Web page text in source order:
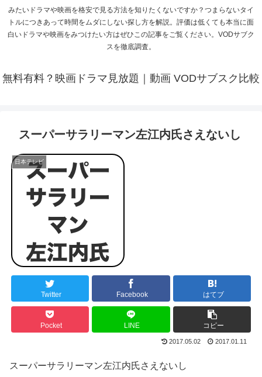
みたいドラマや映画を格安で見る方法を知りたくないですか？つまらないタイ
トルにつきあって時間をムダにしない探し方を解説。評価は低くても本当に面
白いドラマや映画をみつけたい方はぜひこの記事をご覧ください。VODサブク
スを徹底調査。
無料有料？映画ドラマ見放題｜動画 VODサブスク比較
スーパーサラリーマン左江内氏さえないし
日本テレビ
Twitter Facebook はてブ
Pocket LINE コピー
2017.05.02 2017.01.11
スーパーサラリーマン左江内氏さえないし